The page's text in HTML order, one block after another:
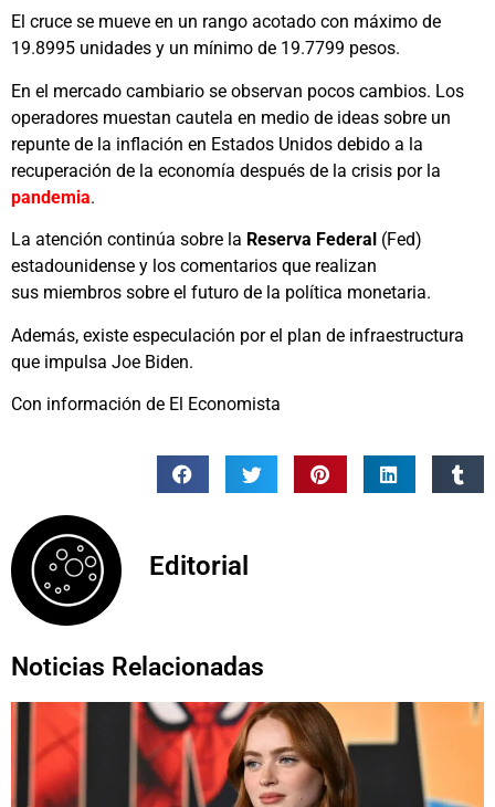
El cruce se mueve en un rango acotado con máximo de
19.8995 unidades y un mínimo de 19.7799 pesos.
En el mercado cambiario se observan pocos cambios. Los
operadores muestan cautela en medio de ideas sobre un
repunte de la inflación en Estados Unidos debido a la
recuperación de la economía después de la crisis por la
pandemia.
La atención continúa sobre la Reserva Federal (Fed)
estadounidense y los comentarios que realizan
sus miembros sobre el futuro de la política monetaria.
Además, existe especulación por el plan de infraestructura
que impulsa Joe Biden.
Con información de El Economista
Editorial
Noticias Relacionadas